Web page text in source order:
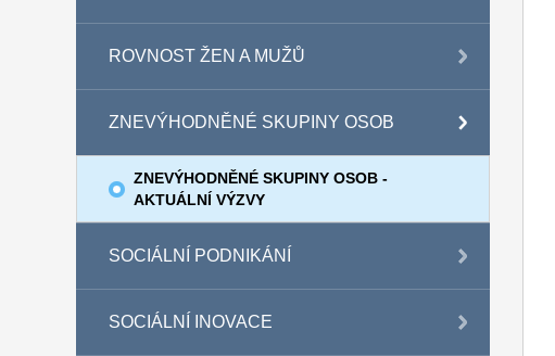
ROVNOST ŽEN A MUŽŮ
ZNEVÝHODNĚNÉ SKUPINY OSOB
ZNEVÝHODNĚNÉ SKUPINY OSOB -
AKTUÁLNÍ VÝZVY
SOCIÁLNÍ PODNIKÁNÍ
SOCIÁLNÍ INOVACE